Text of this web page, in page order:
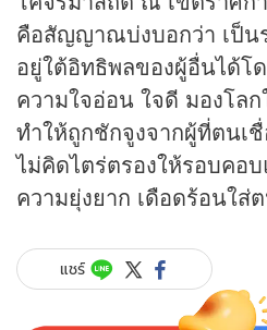
คือสัญญาณบ่งบอกว่า เป็น
อยู่ใต้อิทธิพลของผู้อื่นได้โ
ความใจอ่อน ใจดี มองโล
ทำให้ถูกชักจูงจากผู้ที่ตนเ
ไม่คิดไตร่ตรองให้รอบคอ
ความยุ่งยาก เดือดร้อนใส่
แชร์